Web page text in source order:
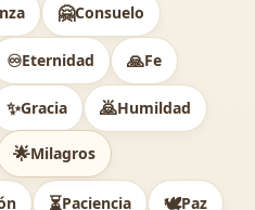
🤗Consuelo
♾️Eternidad 🙏Fe
✨Gracia 🙇Humildad
🌟Milagros
⏳Paciencia 🕊️Paz